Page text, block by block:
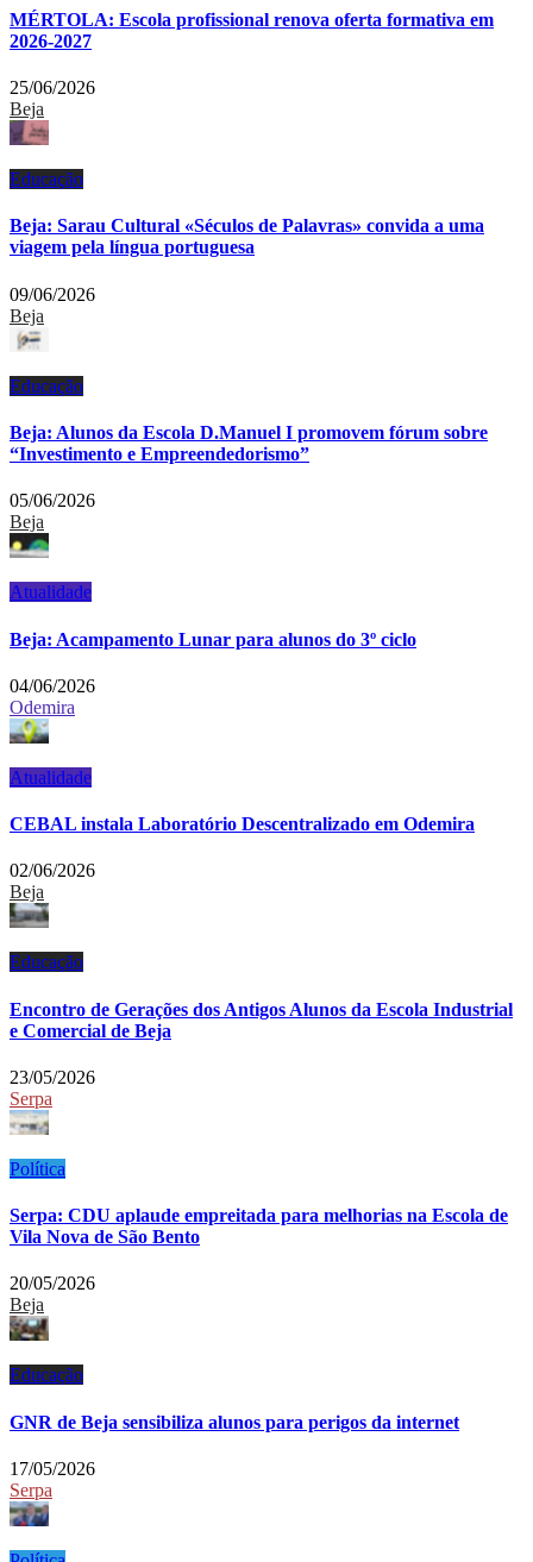
MÉRTOLA: Escola profissional renova oferta formativa em
2026-2027
25/06/2026
Beja
Educação
Beja: Sarau Cultural «Séculos de Palavras» convida a uma
viagem pela língua portuguesa
09/06/2026
Beja
Educação
Beja: Alunos da Escola D.Manuel I promovem fórum sobre
“Investimento e Empreendedorismo”
05/06/2026
Beja
Atualidade
Beja: Acampamento Lunar para alunos do 3º ciclo
04/06/2026
Odemira
Atualidade
CEBAL instala Laboratório Descentralizado em Odemira
02/06/2026
Beja
Educação
Encontro de Gerações dos Antigos Alunos da Escola Industrial
e Comercial de Beja
23/05/2026
Serpa
Política
Serpa: CDU aplaude empreitada para melhorias na Escola de
Vila Nova de São Bento
20/05/2026
Beja
Educação
GNR de Beja sensibiliza alunos para perigos da internet
17/05/2026
Serpa